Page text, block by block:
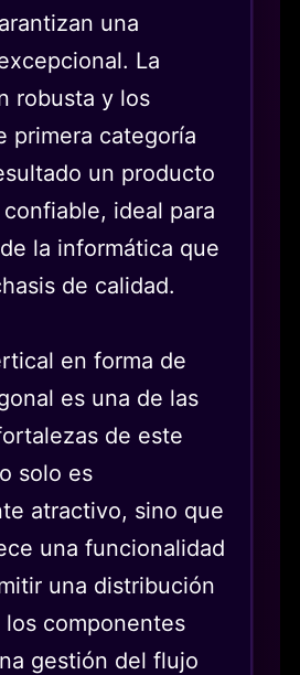
una
La
robusta y los
primera categoría
un producto
ideal para
la informática que
de calidad.
en forma de
es una de las
de este
solo es
atractivo, sino que
una funcionalidad
una distribución
componentes
gestión del flujo